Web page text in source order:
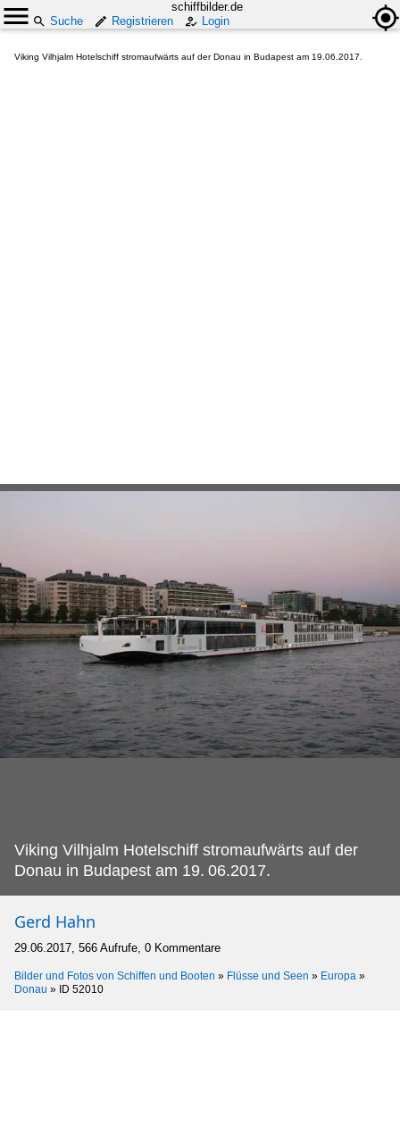
schiffbilder.de
Suche
Registrieren Login
Viking Vilhjalm Hotelschiff stromaufwärts auf der Donau in Budapest am 19.06.2017.
Viking Vilhjalm Hotelschiff stromaufwärts auf der
Donau in Budapest am 19. 06.2017.
Gerd Hahn
29.06.2017, 566 Aufrufe, 0 Kommentare
Bilder und Fotos von Schiffen und Booten » Flüsse und Seen » Europa »
Donau » ID 52010